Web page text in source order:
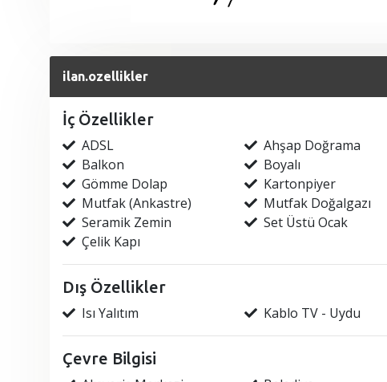
ilan.ozellikler
İç Özellikler
ADSL Ahşap Doğrama
Balkon
Boyalı
Gömme Dolap
Kartonpiyer
Mutfak (Ankastre)
Mutfak Doğalgazı
Seramik Zemin
Set Üstü Ocak
Çelik Kapı
Dış Özellikler
Isı Yalıtım Kablo TV - Uydu
Çevre Bilgisi